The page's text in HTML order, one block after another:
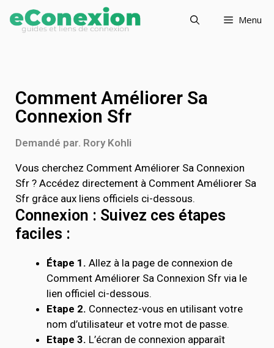
Menu
Comment Améliorer Sa
Connexion Sfr
Demandé par. Rory Kohli
Vous cherchez Comment Améliorer Sa Connexion
Sfr ? Accédez directement à Comment Améliorer Sa
Sfr grâce aux liens officiels ci-dessous.
Connexion : Suivez ces étapes
faciles :
Étape 1. Allez à la page de connexion de
Comment Améliorer Sa Connexion Sfr via le
lien officiel ci-dessous.
Etape 2. Connectez-vous en utilisant votre
nom d’utilisateur et votre mot de passe.
Etape 3. L’écran de connexion apparaît